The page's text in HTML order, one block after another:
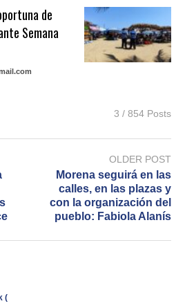
de
Semana
3 / 854 Posts
OLDER POST
Morena seguirá en las
calles, en las plazas y
con la organización del
pueblo: Fabiola Alanís
(